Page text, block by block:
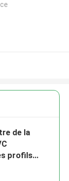
de la
profils